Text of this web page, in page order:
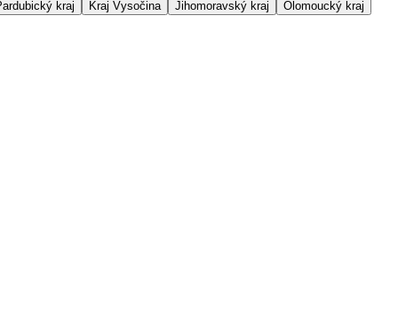
kraj Kraj Vysočina Jihomoravský kraj Olomoucký kraj